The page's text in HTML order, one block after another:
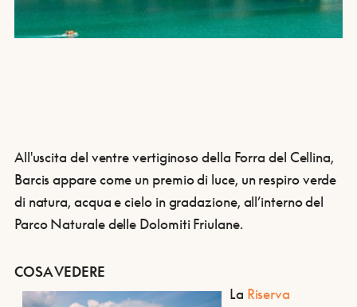
All'uscita del ventre vertiginoso della Forra del Cellina,
Barcis appare come un premio di luce, un respiro verde
di natura, acqua e cielo in gradazione, all’interno del
Parco Naturale delle Dolomiti Friulane.
COSA VEDERE
La Riserva